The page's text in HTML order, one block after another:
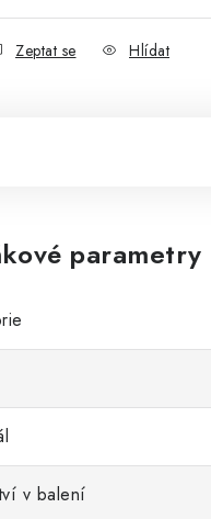
Zeptat se Hlídat
parametry
v balení